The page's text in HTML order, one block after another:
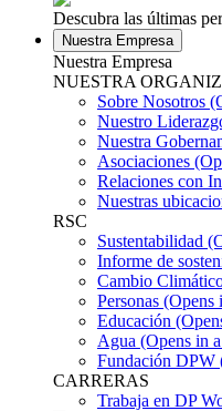
Descubra las últimas
Nuestra Empresa
Nuestra Empresa
NUESTRA
Sobre Nosotros
Nuestro
Nuestra
Asociaciones
Relaciones con
Nuestras
RSC
Sustentabilidad
Informe de
Cambio
Personas (Opens
Educación
Agua (Opens in
Fundación DPW
CARRERAS
Trabaja en DP